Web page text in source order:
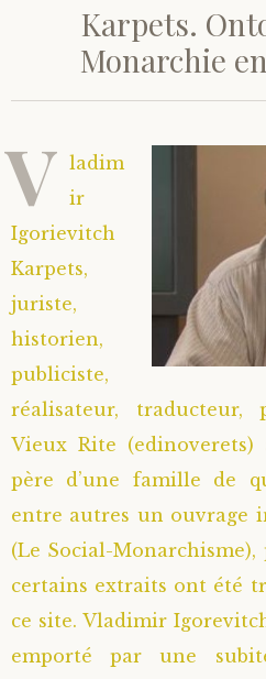
Karpets.
Monarchie
V ladim
ir
Igorievitch
Karpets,
juriste,
historien,
publiciste,
réalisateur, traducteur,
Vieux Rite
père d’une famille de
entre autres un ouvrage
(Le Social-
certains extraits ont été
ce site. Vladimir
emporté par une